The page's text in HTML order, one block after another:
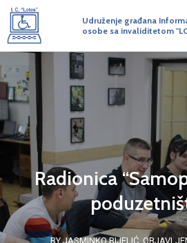
Udruženje građana
osobe sa invaliditetom
Radionica
BY JASMINKO BIJELIĆ